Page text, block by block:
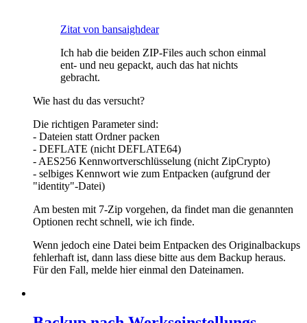
Zitat von bansaighdear
Ich hab die beiden ZIP-Files auch schon einmal
ent- und neu gepackt, auch das hat nichts
gebracht.
Wie hast du das versucht?
Die richtigen Parameter sind:
- Dateien statt Ordner packen
- DEFLATE (nicht DEFLATE64)
- AES256 Kennwortverschlüsselung (nicht ZipCrypto)
- selbiges Kennwort wie zum Entpacken (aufgrund der
"identity"-Datei)
Am besten mit 7-Zip vorgehen, da findet man die genannten
Optionen recht schnell, wie ich finde.
Wenn jedoch eine Datei beim Entpacken des Originalbackups
fehlerhaft ist, dann lass diese bitte aus dem Backup heraus.
Für den Fall, melde hier einmal den Dateinamen.